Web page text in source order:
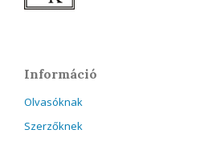
Információ
Olvasóknak
Szerzőknek